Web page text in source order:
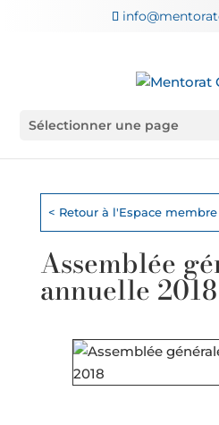
Sélectionner une page
< Retour à l'Espace membre
Assemblée
annuelle 2018